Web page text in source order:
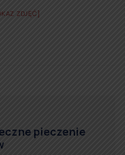
ZDJĘĆ]
pieczenie